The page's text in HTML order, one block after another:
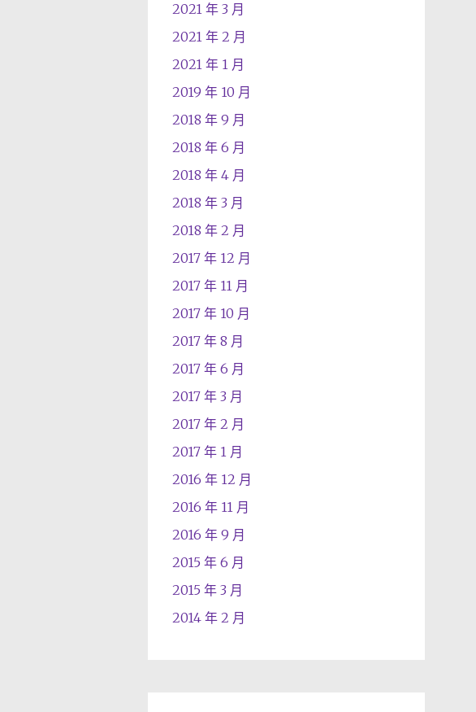
2021 年 3 月
2021 年 2 月
2021 年 1 月
2019 年 10 月
2018 年 9 月
2018 年 6 月
2018 年 4 月
2018 年 3 月
2018 年 2 月
2017 年 12 月
2017 年 11 月
2017 年 10 月
2017 年 8 月
2017 年 6 月
2017 年 3 月
2017 年 2 月
2017 年 1 月
2016 年 12 月
2016 年 11 月
2016 年 9 月
2015 年 6 月
2015 年 3 月
2014 年 2 月